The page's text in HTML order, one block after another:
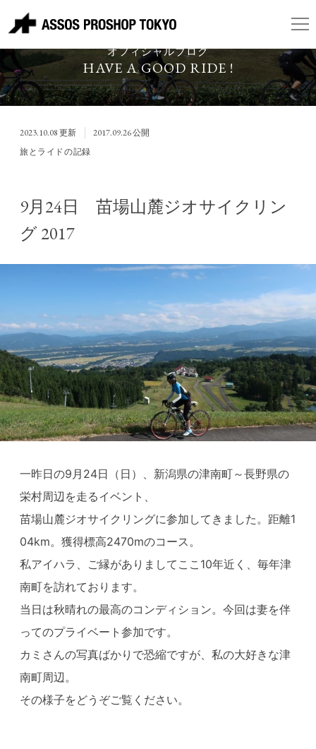
オフィシャルブログ
HAVE A GOOD RIDE !
2023.10.08更新 2017.09.26公開
旅とライドの記録
9月24日 苗場山麓ジオサイクリン
グ 2017
一昨日の9月24日（日）、新潟県の津南町～長野県の
栄村周辺を走るイベント、
苗場山麓ジオサイクリングに参加してきました。距離1
04km。獲得標高2470mのコース。
私アイハラ、ご縁がありましてここ10年近く、毎年津
南町を訪れております。
当日は秋晴れの最高のコンディション。今回は妻を伴
ってのプライベート参加です。
カミさんの写真ばかりで恐縮ですが、私の大好きな津
南町周辺。
その様子をどうぞご覧ください。